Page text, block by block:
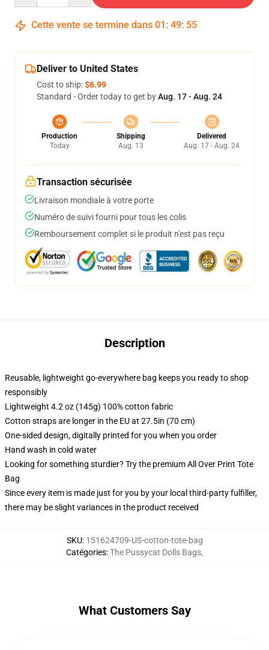
Cette vente se termine dans 01 : 49: 54
Deliver to United States
Cost to ship:$6.99
Standard - Order today to get byAug. 17 - Aug. 24
Production
Today
Shipping
Aug. 13
Delivered
Aug. 17 - Aug. 24
Transaction sécurisée
Livraison mondiale à votre porte
Numéro de suivi fourni pour tous les colis
Remboursement complet si le produit n'est pas reçu
Description
Reusable, lightweight go-everywhere bag keeps you ready to shop
responsibly
Lightweight 4.2 oz (145g) 100% cotton fabric
Cotton straps are longer in the EU at 27.5in (70 cm)
One-sided design, digitally printed for you when you order
Hand wash in cold water
Looking for something sturdier? Try the premium All Over Print Tote
Bag
Since every item is made just for you by your local third-party fulfiller,
there may be slight variances in the product received
SKU: 151624709-US-cotton-tote-bag
Catégories:The Pussycat Dolls Bags,
What Customers Say